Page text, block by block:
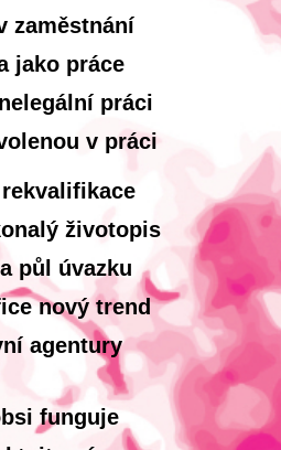
zaměstnání
jako práce
práci
v práci
životopis
půl úvazku
nový trend
agentury
funguje